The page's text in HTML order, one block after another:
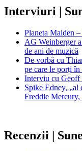
Interviuri |
Planeta Maiden
AG Weinberger
de ani de muzică
De vorbă cu
pe care le porți în
Interviu cu Geoff
Spike Edney, „al
Freddie Mercury,
Recenzii |